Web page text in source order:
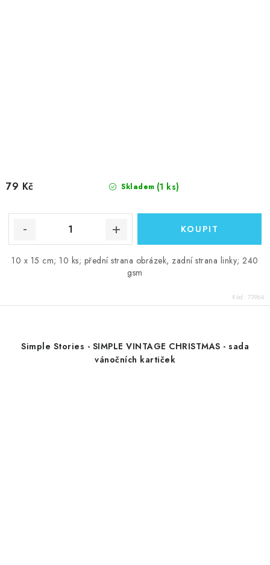
Skladem (1 ks)
79 Kč
10 x 15 cm; 10 ks; přední strana obrázek, zadní strana linky; 240
gsm
Kód: 73964
Simple Stories - SIMPLE VINTAGE CHRISTMAS - sada
vánočních kartiček